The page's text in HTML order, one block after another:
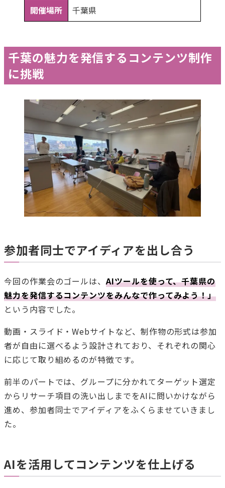
開催場所
千葉県
千葉の魅力を発信するコンテンツ制作
に挑戦
参加者同士でアイディアを出し合う
今回の作業会のゴールは、AIツールを使って、千葉県の
魅力を発信するコンテンツをみんなで作ってみよう！」
という内容でした。
動画・スライド・Webサイトなど、制作物の形式は参加
者が自由に選べるよう設計されており、それぞれの関心
に応じて取り組めるのが特徴です。
前半のパートでは、グループに分かれてターゲット選定
からリサーチ項目の洗い出しまでをAIに問いかけながら
進め、参加者同士でアイディアをふくらませていきまし
た。
AIを活用してコンテンツを仕上げる